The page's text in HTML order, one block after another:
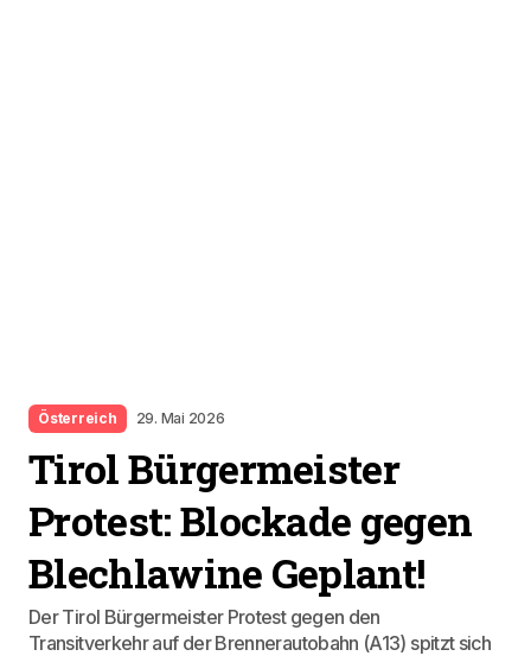
Österreich 29. Mai 2026
Tirol Bürgermeister
Protest: Blockade gegen
Blechlawine Geplant!
Der Tirol Bürgermeister Protest gegen den
Transitverkehr auf der Brennerautobahn (A13) spitzt sich